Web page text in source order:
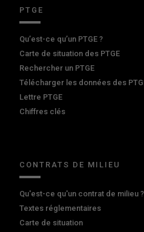
PTGE
Qu’est-ce qu’un PTGE ?
Carte de situation des PTGE
Rechercher un PTGE
Télécharger les données des
Lettre PTGE
Chiffres clés
CONTRATS DE MILIEU
Qu'est-ce qu'un contrat de milieu ?
Textes réglementaires
Carte de situation